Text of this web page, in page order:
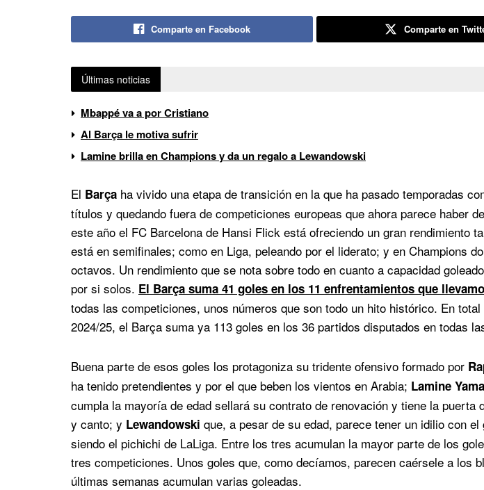
Comparte en Facebook Comparte en
Últimas noticias
Mbappé va a por Cristiano
Al Barça le motiva sufrir
Lamine brilla en Champions y da un regalo a Lewandowski
El Barça ha vivido una etapa de transición en la que ha pasado temporadas
títulos y quedando fuera de competiciones europeas que ahora parece haber
este año el FC Barcelona de Hansi Flick está ofreciendo un gran rendimiento
está en semifinales; como en Liga, peleando por el liderato; y en Champions
octavos. Un rendimiento que se nota sobre todo en cuanto a capacidad
por si solos. El Barça suma 41 goles en los 11 enfrentamientos que
todas las competiciones, unos números que son todo un hito histórico. En
2024/25, el Barça suma ya 113 goles en los 36 partidos disputados en todas
Buena parte de esos goles los protagoniza su tridente ofensivo formado por
ha tenido pretendientes y por el que beben los vientos en Arabia; Lamine
cumpla la mayoría de edad sellará su contrato de renovación y tiene la puerta
y canto; y Lewandowski que, a pesar de su edad, parece tener un idilio con
siendo el pichichi de LaLiga. Entre los tres acumulan la mayor parte de los
tres competiciones. Unos goles que, como decíamos, parecen caérsele a los
últimas semanas acumulan varias goleadas.